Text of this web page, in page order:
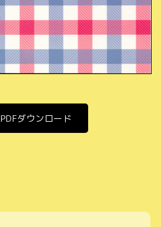
PDFダウンロード